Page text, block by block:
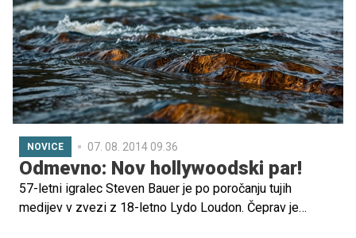
NOVICE 07. 08. 2014 09.36
Odmevno: Nov hollywoodski par!
57-letni igralec Steven Bauer je po poročanju tujih
medijev v zvezi z 18-letno Lydo Loudon. Čeprav je